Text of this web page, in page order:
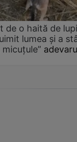
de o haită de
lumea și a